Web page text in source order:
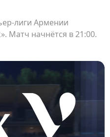
лиги Армении
Матч начнётся в 21:00.